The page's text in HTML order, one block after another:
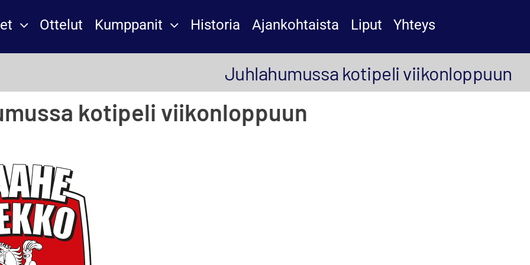
Ottelut Kumppanit Historia Ajankohtaista Liput Yhteys
Juhlahumussa kotipeli viikonloppuun
kotipeli viikonloppuun